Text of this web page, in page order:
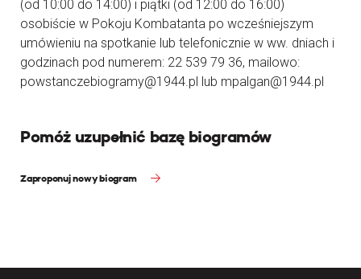
(od 10:00 do 14:00) i piątki (od 12:00 do 16:00)
osobiście w Pokoju Kombatanta po wcześniejszym
umówieniu na spotkanie lub telefonicznie w ww. dniach i
godzinach pod numerem: 22 539 79 36, mailowo:
powstanczebiogramy@1944.pl lub mpalgan@1944.pl
Pomóż uzupełnić bazę biogramów
Zaproponuj nowy biogram